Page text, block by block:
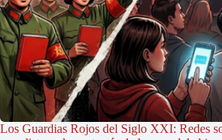
Los Guardias Rojos del Siglo XXI: Redes